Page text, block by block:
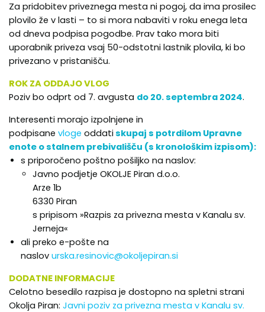
Za pridobitev priveznega mesta ni pogoj, da ima prosilec
plovilo že v lasti – to si mora nabaviti v roku enega leta
od dneva podpisa pogodbe. Prav tako mora biti
uporabnik priveza vsaj 50-odstotni lastnik plovila, ki bo
privezano v pristanišču.
ROK ZA ODDAJO VLOG
Poziv bo odprt od 7. avgusta do 20. septembra 2024.
Interesenti morajo izpolnjene in
podpisane vloge oddati skupaj s potrdilom Upravne
enote o stalnem prebivališču (s kronološkim izpisom):
s priporočeno poštno pošiljko na naslov:
Javno podjetje OKOLJE Piran d.o.o.
Arze 1b
6330 Piran
s pripisom »Razpis za privezna mesta v Kanalu sv.
Jerneja«
ali preko e-pošte na
naslov urska.resinovic@okoljepiran.si
DODATNE INFORMACIJE
Celotno besedilo razpisa je dostopno na spletni strani
Okolja Piran: Javni poziv za privezna mesta v Kanalu sv.